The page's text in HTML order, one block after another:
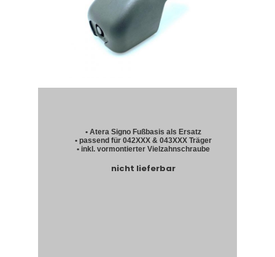
• Atera Signo Fußbasis als Ersatz
• passend für 042XXX & 043XXX Träger
• inkl. vormontierter Vielzahnschraube
nicht lieferbar